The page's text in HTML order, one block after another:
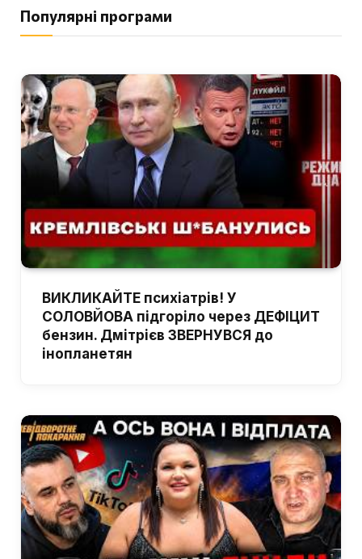
Популярні програми
ВИКЛИКАЙТЕ психіатрів! У
СОЛОВЙОВА підгоріло через ДЕФІЦИТ
бензин. Дмітрієв ЗВЕРНУВСЯ до
інопланетян